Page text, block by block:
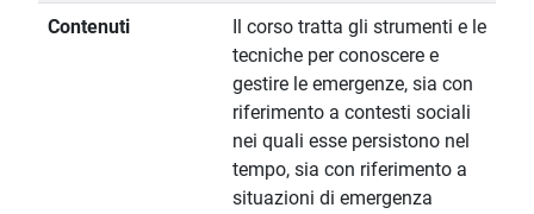
Contenuti
Il corso tratta gli strumenti e le
tecniche per conoscere e
gestire le emergenze, sia con
riferimento a contesti sociali
nei quali esse persistono nel
tempo, sia con riferimento a
situazioni di emergenza